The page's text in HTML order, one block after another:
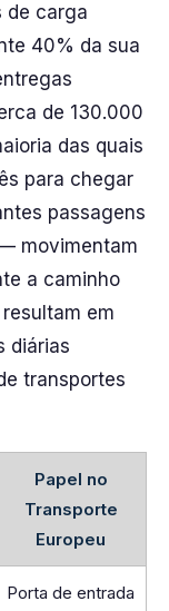
de carga
40% da sua
de 130.000
das quais
para chegar
passagens
movimentam
a caminho
em
diárias
transportes
Papel no
Transporte
Europeu
Porta de entrada